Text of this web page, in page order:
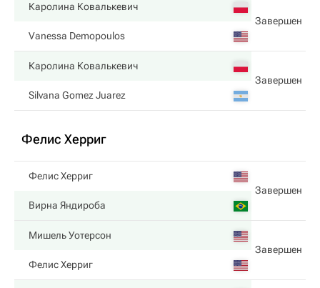
Каролина Ковалькевич
Завершен
Vanessa Demopoulos
Каролина Ковалькевич
Завершен
Silvana Gomez Juarez
Фелис Херриг
Фелис Херриг
Завершен
Вирна Яндироба
Мишель Уотерсон
Завершен
Фелис Херриг